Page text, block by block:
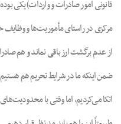
قانونی امور صادرات و واردات) یکی
مرکزی در راستای مأموریت‌ها و
از عدم برگشت ارز باقی نماند و هم
ضمن اینکه ما در شرایط تحریم هم
اتکا می‌کردیم، اما وقتی با